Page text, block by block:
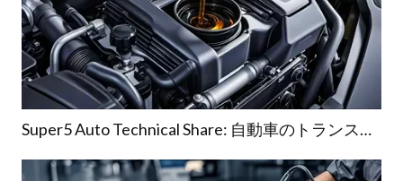
Super5 Auto Technical Share: 自動車のトランスミッション故障を防ぐ方法